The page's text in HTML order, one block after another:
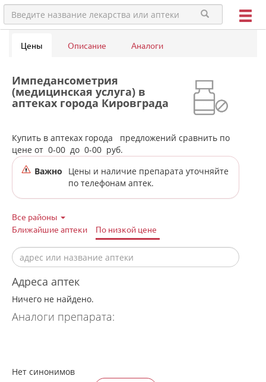
Цены Описание Аналоги
Импедансометрия
(медицинская услуга) в
аптеках города Кировграда
Купить в аптеках города
предложений сравнить по
цене от 0-00 до 0-00 руб.
Важно
Цены и наличие препарата уточняйте
по телефонам аптек.
Все районы
Ближайшие аптеки
По низкой цене
Адреса аптек
Ничего не найдено.
Аналоги препарата:
Нет синонимов